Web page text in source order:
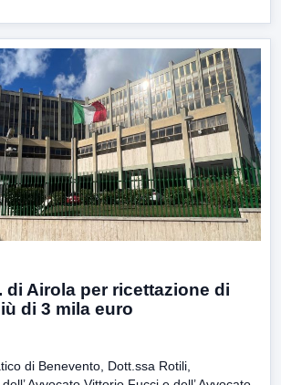
di Airola per ricettazione di
di 3 mila euro
di Benevento, Dott.ssa Rotili,